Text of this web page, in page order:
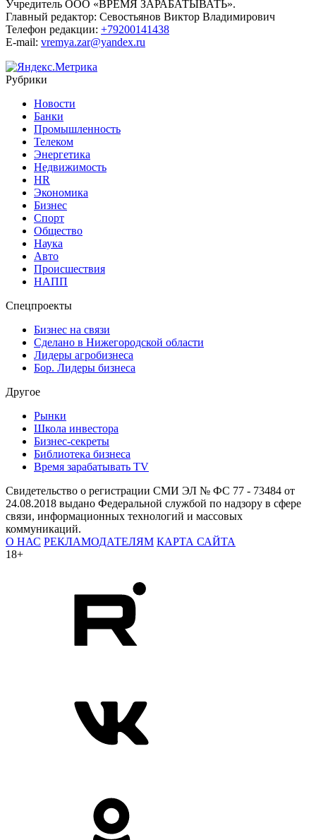
Учредитель ООО «ВРЕМЯ ЗАРАБАТЫВАТЬ».
Главный редактор: Севостьянов Виктор Владимирович
Телефон редакции: +79200141438
E-mail: vremya.zar@yandex.ru
Рубрики
Новости
Банки
Промышленность
Телеком
Энергетика
Недвижимость
HR
Экономика
Бизнес
Спорт
Общество
Наука
Авто
Происшествия
НАПП
Спецпроекты
Бизнес на связи
Сделано в Нижегородской области
Лидеры агробизнеса
Бор. Лидеры бизнеса
Другое
Рынки
Школа инвестора
Бизнес-секреты
Библиотека бизнеса
Время зарабатывать TV
Свидетельство о регистрации СМИ ЭЛ № ФС 77 - 73484 от
24.08.2018 выдано Федеральной службой по надзору в сфере
связи, информационных технологий и массовых
коммуникаций.
О НАС РЕКЛАМОДАТЕЛЯМ КАРТА САЙТА
18+